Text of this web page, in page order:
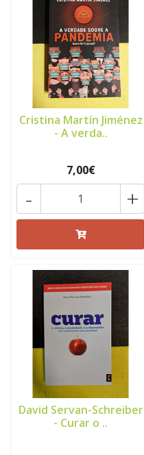
Cristina Martín Jiménez
- A verda..
7,00€
+
-
David Servan-Schreiber
- Curar o ..